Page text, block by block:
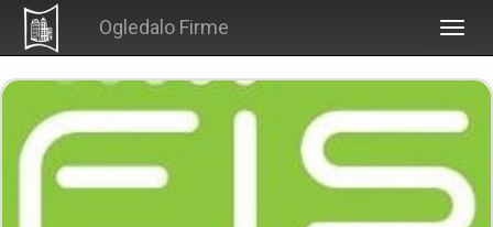
Ogledalo Firme